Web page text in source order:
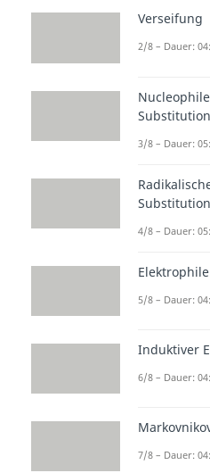
In der
immer
damit
kann das
an der
aus der
werden.
zum
immer
das
Die
zeichnet
ein
Allerdings
im
Verseifung
2/8 – Dauer:
Nucleophile
Substitution
3/8 – Dauer:
Substitution
4/8 – Dauer:
5/8 – Dauer:
Induktiver
6/8 – Dauer:
7/8 – Dauer: